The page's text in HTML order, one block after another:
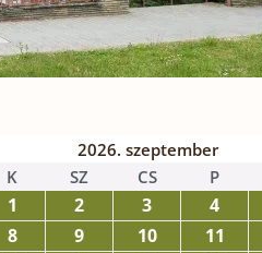
2026. szeptember
K SZ CS P
1 2 3 4
8 9 10 11